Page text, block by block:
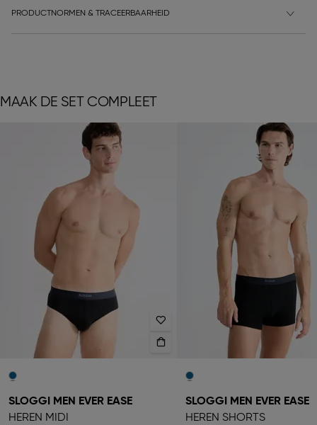
PRODUCTNORMEN & TRACEERBAARHEID
MAAK DE SET COMPLEET
SLOGGI MEN EVER EASE
HEREN MIDI
SLOGGI MEN EVER EASE
HEREN SHORTS